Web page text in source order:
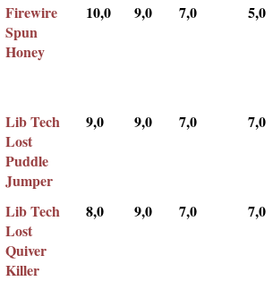
Firewire
Spun
Honey
10,0 9,0 7,0 5,0
Lib Tech
Lost
Puddle
Jumper
9,0 9,0 7,0 7,0
Lib Tech
Lost
Quiver
Killer
8,0 9,0 7,0 7,0